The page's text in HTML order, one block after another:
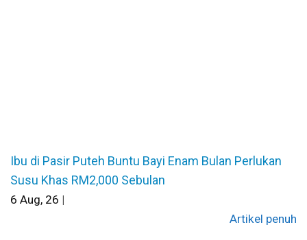
Ibu di Pasir Puteh Buntu Bayi Enam Bulan Perlukan
Susu Khas RM2,000 Sebulan
6 Aug, 26 |
Artikel penuh